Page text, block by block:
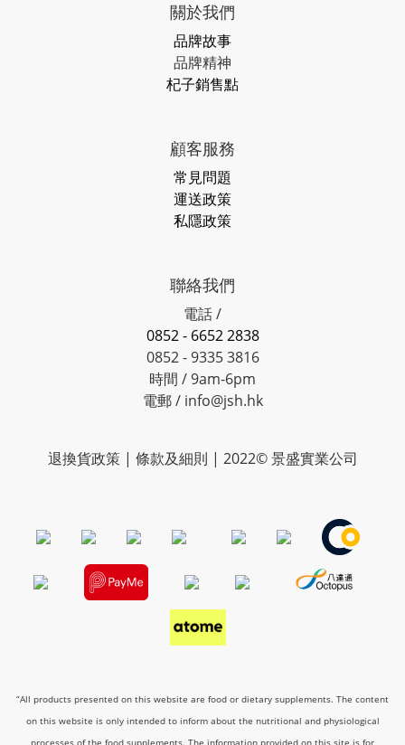
關於我們
品牌故事
品牌精神
杞子銷售點
顧客服務
常見問題
運送政策
私隱政策
聯絡我們
電話 /
0852 - 6652 2838
0852 - 9335 3816
時間 / 9am-6pm
電郵 / info@jsh.hk
退換貨政策 | 條款及細則 | 2022© 景盛實業公司
“All products presented on this website are food or dietary supplements. The content
on this website is only intended to inform about the nutritional and physiological
processes of the food supplements. The information provided on this site is for